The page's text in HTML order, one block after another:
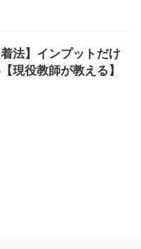
着法】インプットだけ
現役教師が教える】